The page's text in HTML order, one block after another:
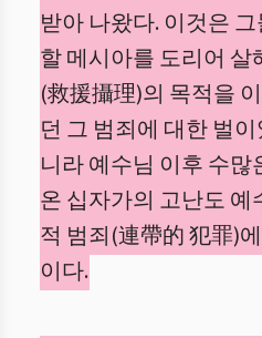
받아 나왔다. 이것은
할 메시아를 도리어
(救援攝理)의 목적을
던 그 범죄에 대한 벌
니라 예수님 이후 수많
온 십자가의 고난도 예
적 범죄(連帶的 犯罪)
이다.